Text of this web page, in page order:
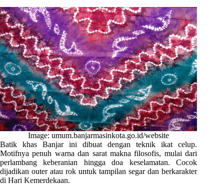
Image: umum.banjarmasinkota.go.id/website
Batik khas Banjar ini dibuat dengan teknik ikat celup.
Motifnya penuh warna dan sarat makna filosofis, mulai dari
perlambang keberanian hingga doa keselamatan. Cocok
dijadikan outer atau rok untuk tampilan segar dan berkarakter
di Hari Kemerdekaan.